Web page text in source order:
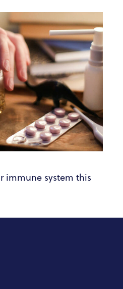
immune system this